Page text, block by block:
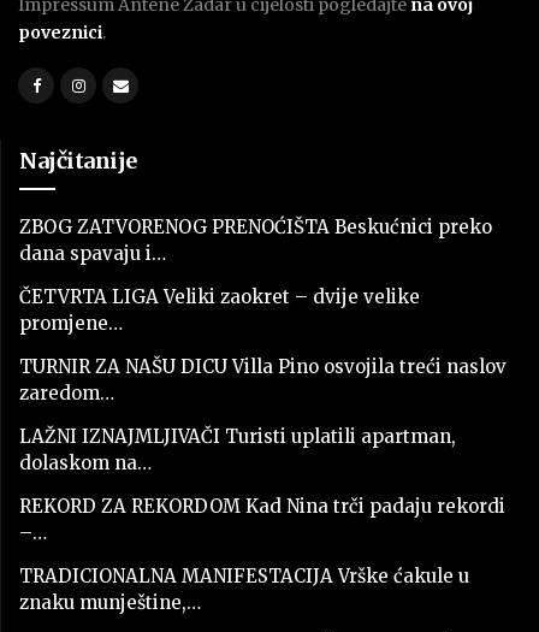
Impressum Antene Zadar u cijelosti pogledajte na ovoj
poveznici.
Najčitanije
ZBOG ZATVORENOG PRENOĆIŠTA Beskućnici preko
dana spavaju i…
ČETVRTA LIGA Veliki zaokret – dvije velike
promjene…
TURNIR ZA NAŠU DICU Villa Pino osvojila treći naslov
zaredom…
LAŽNI IZNAJMLJIVAČI Turisti uplatili apartman,
dolaskom na…
REKORD ZA REKORDOM Kad Nina trči padaju rekordi
–…
TRADICIONALNA MANIFESTACIJA Vrške ćakule u
znaku munještine,…